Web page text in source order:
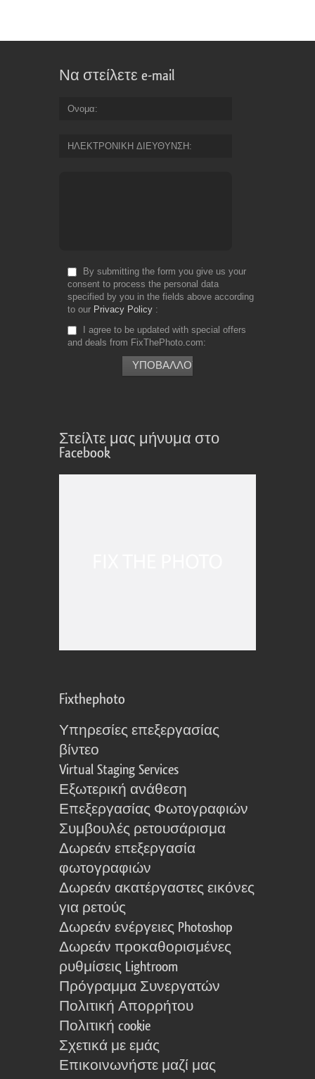
Να στείλετε e-mail
Ονομα
ΗΛΕΚΤΡΟΝΙΚΗ ΔΙΕΥΘΥΝΣΗ
By submitting the form you give us your
consent to process the personal data
specified by you in the fields above according
to our Privacy Policy
I agree to be updated with special offers
and deals from FixThePhoto.com
Στείλτε μας μήνυμα στο
Facebook
Fixthephoto
Υπηρεσίες επεξεργασίας
βίντεο
Virtual Staging Services
Εξωτερική ανάθεση
Επεξεργασίας Φωτογραφιών
Συμβουλές ρετουσάρισμα
Δωρεάν επεξεργασία
φωτογραφιών
Δωρεάν ακατέργαστες εικόνες
για ρετούς
Δωρεάν ενέργειες Photoshop
Δωρεάν προκαθορισμένες
ρυθμίσεις Lightroom
Πρόγραμμα Συνεργατών
Πολιτική Απορρήτου
Πολιτική cookie
Σχετικά με εμάς
Επικοινωνήστε μαζί μας